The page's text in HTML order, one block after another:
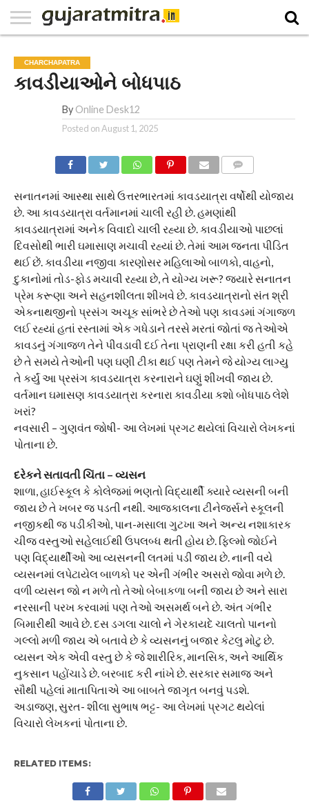
PAPER
NATIONAL
WORLD
BUSINESS
SPORTS
GUJARAT
OPINION
MORE
CHARCHAPATRA
કાવડીયાઓને બોધપાઠ
By Online Desk12
Posted onAugust 1, 2025
સનાતનમાં આસ્થા સાથે ઉત્તરભારતમાં કાવડયાત્રા વર્ષોથી યોજાય
છે. આ કાવડયાત્રા વર્તમાનમાં ચાલી રહી છે. હમણાંથી
કાવડયાત્રામાં અનેક વિવાદો ચાલી રહ્યા છે. કાવડીયાઓ પાછલાં
દિવસોથી ભારી ઘમાસાણ મચાવી રહ્યાં છે. તેમાં આમ જનતા પીડિત
થઈ છેં. કાવડીયા નજીવા કારણોસર મહિલાઓ બાળકો, વાહનો,
દુકાનોમાં તોડ-ફોડ મચાવી રહ્યા છે, તે યોગ્ય ખરૂ? જ્યારે સનાતન
પ્રેમ કરૂણા અને સહનશીલતા શીખવે છે. કાવડયાત્રાનો સંત શ્રી
એકનાથજીનો પ્રસંગ અચૂક સાંભરે છે તેઓ પણ કાવડમાં ગંગાજળ
લઈ રહ્યાં હતાં રસ્તામાં એક ગધેડાને તરસે મરતાં જોતાં જ તેઓએ
કાવડનું ગંગાજળ તેને પીવડાવી દઈ તેના પ્રાણની રક્ષા કરી હતી કહે
છે તે સમયે તેઓની પણ ઘણી ટીકા થઈ પણ તેમને જે યોગ્ય લાગ્યુ
તે કર્યું આ પ્રસંગ કાવડયાત્રા કરનારાને ઘણું શીખવી જાય છે.
વર્તમાન ઘમાસણ કાવડયાત્રા કરનારા કાવડીયા કશો બોધપાઠ લેશે
ખરાં?
નવસારી – ગુણવંત જોષી- આ લેખમાં પ્રગટ થયેલાં વિચારો લેખકનાં
પોતાના છે.
દરેકને સતાવતી ચિંતા – વ્યસન
શાળા, હાઈસ્કૂલ કે કોલેજમાં ભણતો વિદ્યાર્થી ક્યારે વ્યસની બની
જાય છે તે ખબર જ પડતી નથી. આજકાલના ટીનેજર્સને સ્કૂલની
નજીકથી જ પડીકીઓ, પાન-મસાલા ગુટખા અને અન્ય નશાકારક
ચીજ વસ્તુઓ સહેલાઈથી ઉપલબ્ધ થતી હોય છે. ફિલ્મો જોઈને
પણ વિદ્યાર્થીઓ આ વ્યસનની લતમાં પડી જાય છે. નાની વયે
વ્યસનમાં લપેટાયેલ બાળકો પર એની ગંભીર અસરો જોવા મળે છે.
વળી વ્યસન જો ન મળે તો તેઓ બેબાકળા બની જાય છે અને સારા
નરસાની પરખ કરવામાં પણ તેઓ અસમર્થ બને છે. અંત ગંભીર
બિમારીથી આવે છે. દસ ડગલા ચાલો ને ગેરકાયદે ચાલતો પાનનો
ગલ્લો મળી જાય એ બતાવે છે કે વ્યસનનું બજાર કેટલુ મોટુ છે.
વ્યસન એક એવી વસ્તુ છે કે જે શારીરિક, માનસિક, અને આર્થિક
નુકસાન પહોંચાડે છે. બરબાદ કરી નાંખે છે. સરકાર સમાજ અને
સૌથી પહેલાં માતાપિતાએ આ બાબતે જાગૃત બનવું પડશે.
અડાજણ, સુરત- શીલા સુભાષ ભટ્ટ- આ લેખમાં પ્રગટ થયેલાં
વિચારો લેખકનાં પોતાના છે.
RELATED ITEMS: